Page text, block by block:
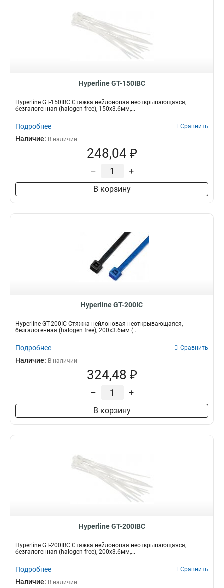
Hyperline GT-150IBC
Hyperline GT-150IBC Стяжка нейлоновая неоткрывающаяся,
безгалогенная (halogen free), 150x3.6мм,...
Подробнее Сравнить
Наличие: В наличии
248,04 ₽
– +
В корзину
Hyperline GT-200IC
Hyperline GT-200IC Стяжка нейлоновая неоткрывающаяся,
безгалогенная (halogen free), 200x3.6мм (...
Подробнее Сравнить
Наличие: В наличии
324,48 ₽
– +
В корзину
Hyperline GT-200IBC
Hyperline GT-200IBC Стяжка нейлоновая неоткрывающаяся,
безгалогенная (halogen free), 200x3.6мм,...
Подробнее Сравнить
Наличие: В наличии